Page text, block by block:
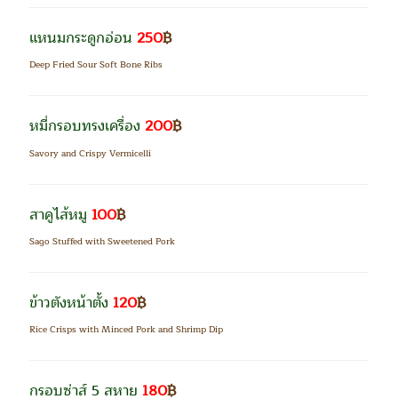
แหนมกระดูกอ่อน 250฿
Deep Fried Sour Soft Bone Ribs
หมี่กรอบทรงเครื่อง 200฿
Savory and Crispy Vermicelli
สาคูไส้หมู 100฿
Sago Stuffed with Sweetened Pork
ข้าวตังหน้าตั้ง 120฿
Rice Crisps with Minced Pork and Shrimp Dip
กรอบซ่าส์ 5 สหาย 180฿